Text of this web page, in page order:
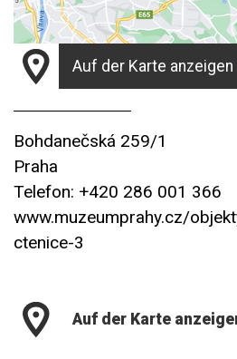
Auf der Karte anzeigen
Bohdanečská 259/1
Praha
Telefon: +420 286 001 366
www.muzeumprahy.cz/
ctenice-3
Auf der Karte